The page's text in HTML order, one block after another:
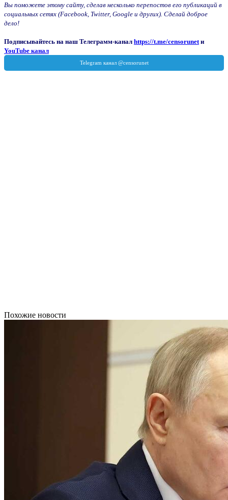
Вы поможете этому сайту, сделав несколько перепостов его публикаций в
социальных сетях (Facebook, Twitter, Google и других). Сделай доброе
дело!
Подписывайтесь на наш Телеграмм-канал https://t.me/censorunet и
YouTube канал
Похожие новости